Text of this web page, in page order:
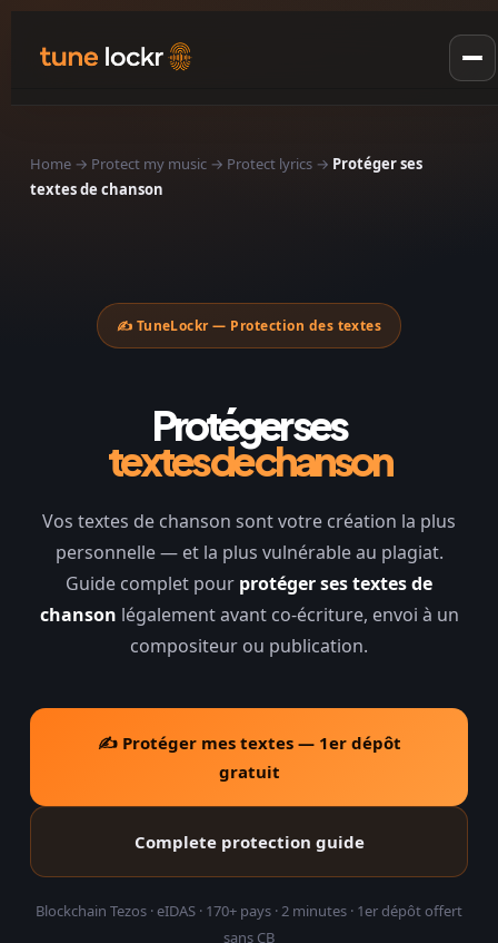
Pricing
RESOURCES
Plagiarism musical
Stream his music
Protect my music
Home → Protect my music → Protect lyrics → Protéger ses
textes de chanson
✍️ TuneLockr — Protection des textes
Protéger ses
textes de chanson
Vos textes de chanson sont votre création la plus
personnelle — et la plus vulnérable au plagiat.
Guide complet pour protéger ses textes de
chanson légalement avant co-écriture, envoi à un
compositeur ou publication.
✍️ Protéger mes textes — 1er dépôt
gratuit
Complete protection guide
Blockchain Tezos · eIDAS · 170+ pays · 2 minutes · 1er dépôt offert
sans CB